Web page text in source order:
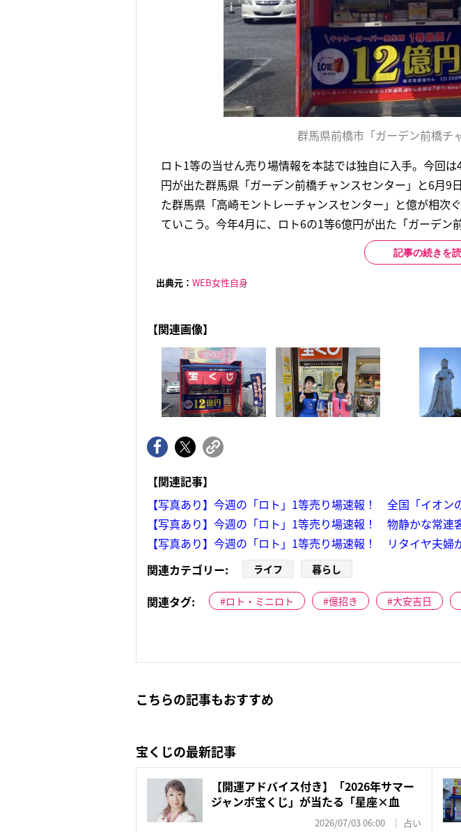
群馬県前橋市「ガーデン前橋チ
ロト1等の当せん売り場情報を本誌では独自に入手。今回
円が出た群馬県「ガーデン前橋チャンスセンター」と6月
た群馬県「高崎モントレーチャンスセンター」と億が相次
ていこう。今年4月に、ロト6の1等6億円が出た「ガーデン
記事の続きを
出典元： WEB女性自身
【関連画像】
【関連記事】
【写真あり】今週の「ロト」1等売り場速報！ 全国「イオン
【写真あり】今週の「ロト」1等売り場速報！ 物静かな常連
【写真あり】今週の「ロト」1等売り場速報！ リタイヤ夫婦
関連カテゴリー:
ライフ 暮らし
関連タグ: ロト・ミニロト 億招き 大安吉日
こちらの記事もおすすめ
宝くじの最新記事
【開運アドバイス付き】「2026年サマー
ジャンボ宝くじ」が当たる「星座×血
2026/07/03 06:00 占い